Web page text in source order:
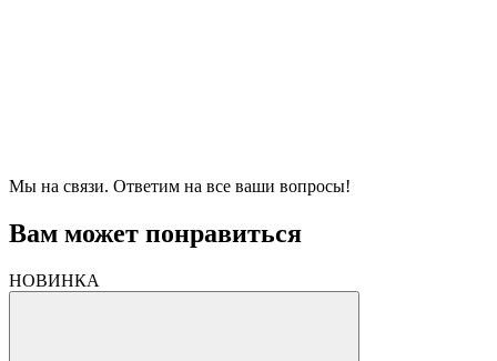
Мы на связи. Ответим на все ваши вопросы!
Вам может понравиться
НОВИНКА